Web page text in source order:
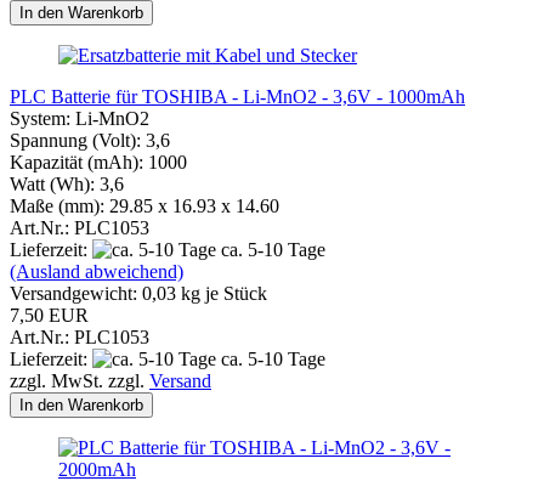
In den Warenkorb
PLC Batterie für TOSHIBA - Li-MnO2 - 3,6V - 1000mAh
System: Li-MnO2
Spannung (Volt): 3,6
Kapazität (mAh): 1000
Watt (Wh): 3,6
Maße (mm): 29.85 x 16.93 x 14.60
Art.Nr.: PLC1053
Lieferzeit:
ca. 5-10 Tage
(Ausland abweichend)
Versandgewicht: 0,03 kg je Stück
7,50 EUR
Art.Nr.: PLC1053
Lieferzeit:
ca. 5-10 Tage
zzgl. MwSt. zzgl. Versand
In den Warenkorb